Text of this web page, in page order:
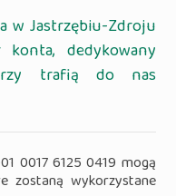
w Jastrzębiu-Zdroju
dedykowany
trafią do nas
0017 6125 0419 mogą
zostaną wykorzystane